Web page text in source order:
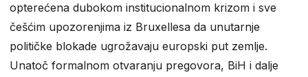
opterećena dubokom institucionalnom krizom i sve
češćim upozorenjima iz Bruxellesa da unutarnje
političke blokade ugrožavaju europski put zemlje.
Unatoč formalnom otvaranju pregovora, BiH i dalje